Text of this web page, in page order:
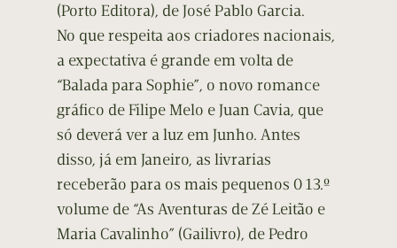
(Porto Editora), de José Pablo Garcia.
No que respeita aos criadores nacionais,
a expectativa é grande em volta de
“Balada para Sophie”, o novo romance
gráfico de Filipe Melo e Juan Cavia, que
só deverá ver a luz em Junho. Antes
disso, já em Janeiro, as livrarias
receberão para os mais pequenos 0 13.º
volume de “As Aventuras de Zé Leitão e
Maria Cavalinho” (Gailivro), de Pedro